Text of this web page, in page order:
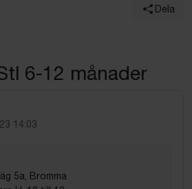
Dela
6-12 månader
14:03
5a, Bromma